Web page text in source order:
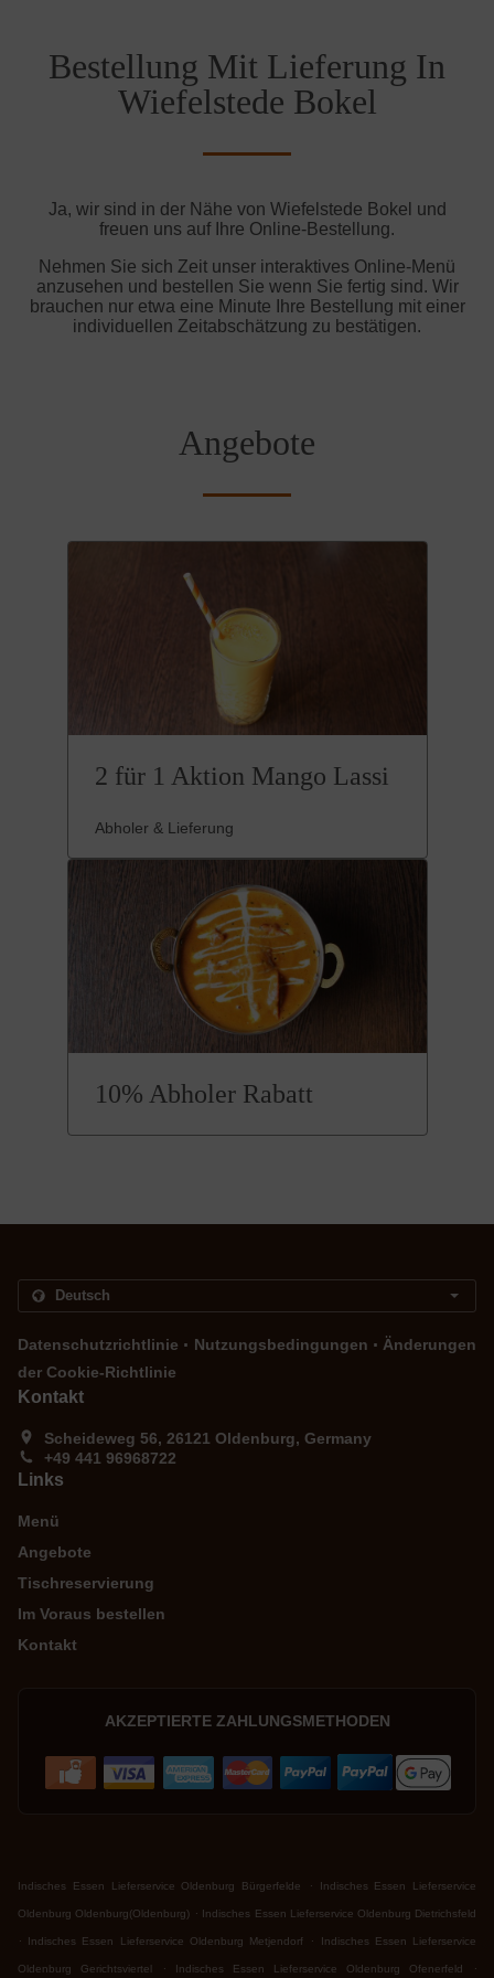
Bestellung Mit Lieferung In
Wiefelstede Bokel
Ja, wir sind in der Nähe von Wiefelstede Bokel und
freuen uns auf Ihre Online-Bestellung.
Nehmen Sie sich Zeit unser interaktives Online-Menü
anzusehen und bestellen Sie wenn Sie fertig sind. Wir
brauchen nur etwa eine Minute Ihre Bestellung mit einer
individuellen Zeitabschätzung zu bestätigen.
Angebote
2 für 1 Aktion Mango Lassi
Abholer & Lieferung
10% Abholer Rabatt
Datenschutzrichtlinie . Nutzungsbedingungen . Änderungen
der Cookie-Richtlinie
Kontakt
Scheideweg 56, 26121 Oldenburg, Germany
+49 441 96968722
Links
Menü
Angebote
Tischreservierung
Im Voraus bestellen
Kontakt
AKZEPTIERTE ZAHLUNGSMETHODEN
Indisches Essen Lieferservice Oldenburg Bürgerfelde . Indisches Essen Lieferservice
Oldenburg Oldenburg(Oldenburg) . Indisches Essen Lieferservice Oldenburg Dietrichsfeld
.
Indisches Essen Lieferservice Oldenburg Metjendorf . Indisches Essen Lieferservice
Oldenburg Gerichtsviertel . Indisches Essen Lieferservice Oldenburg Ofenerfeld .